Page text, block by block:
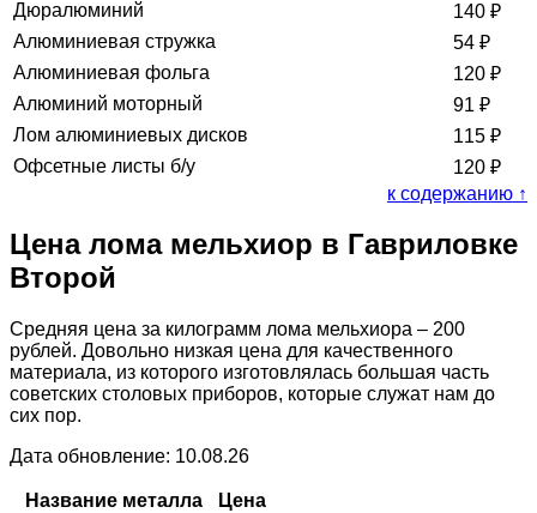
Дюралюминий
140 ₽
Алюминиевая стружка
54 ₽
Алюминиевая фольга
120 ₽
Алюминий моторный
91 ₽
Лом алюминиевых дисков
115 ₽
Офсетные листы б/у
120 ₽
к содержанию ↑
Цена лома мельхиор в Гавриловке
Второй
Средняя цена за килограмм лома мельхиора – 200
рублей. Довольно низкая цена для качественного
материала, из которого изготовлялась большая часть
советских столовых приборов, которые служат нам до
сих пор.
Дата обновление: 10.08.26
Название металла
Цена